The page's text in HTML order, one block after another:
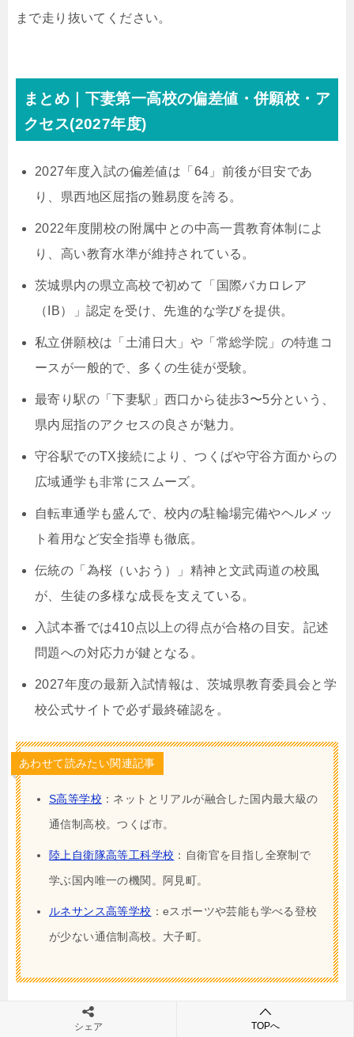
まで走り抜いてください。
まとめ｜下妻第一高校の偏差値・併願校・ア
クセス(2027年度)
2027年度入試の偏差値は「64」前後が目安であ
り、県西地区屈指の難易度を誇る。
2022年度開校の附属中との中高一貫教育体制によ
り、高い教育水準が維持されている。
茨城県内の県立高校で初めて「国際バカロレア
（IB）」認定を受け、先進的な学びを提供。
私立併願校は「土浦日大」や「常総学院」の特進コ
ースが一般的で、多くの生徒が受験。
最寄り駅の「下妻駅」西口から徒歩3〜5分という、
県内屈指のアクセスの良さが魅力。
守谷駅でのTX接続により、つくばや守谷方面からの
広域通学も非常にスムーズ。
自転車通学も盛んで、校内の駐輪場完備やヘルメッ
ト着用など安全指導も徹底。
伝統の「為桜（いおう）」精神と文武両道の校風
が、生徒の多様な成長を支えている。
入試本番では410点以上の得点が合格の目安。記述
問題への対応力が鍵となる。
2027年度の最新入試情報は、茨城県教育委員会と学
校公式サイトで必ず最終確認を。
あわせて読みたい関連記事
S高等学校 ：ネットとリアルが融合した国内最大級の
通信制高校。つくば市。
陸上自衛隊高等工科学校 ：自衛官を目指し全寮制で
学ぶ国内唯一の機関。阿見町。
ルネサンス高等学校 ：eスポーツや芸能も学べる登校
が少ない通信制高校。大子町。
公立高校
シェア TOPへ